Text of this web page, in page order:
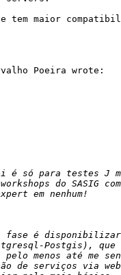
tem maior
Poeira wrote: